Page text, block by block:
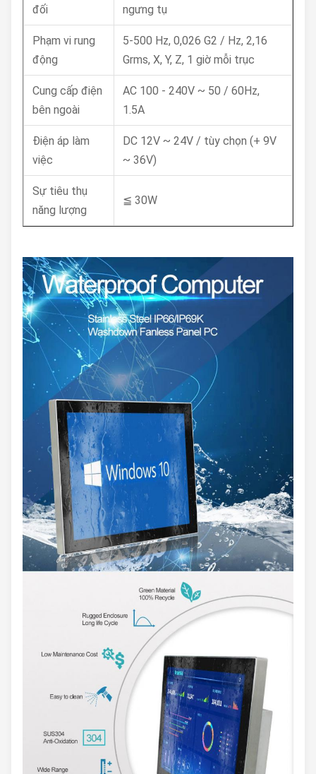
đối
ngưng tụ
Phạm vi rung
động
5-500 Hz, 0,026 G2 / Hz, 2,16
Grms, X, Y, Z, 1 giờ mỗi trục
Cung cấp điện
bên ngoài
AC 100 - 240V ~ 50 / 60Hz,
1.5A
Điện áp làm
việc
DC 12V ~ 24V / tùy chọn (+ 9V
~ 36V)
Sự tiêu thụ
năng lượng
≦ 30W